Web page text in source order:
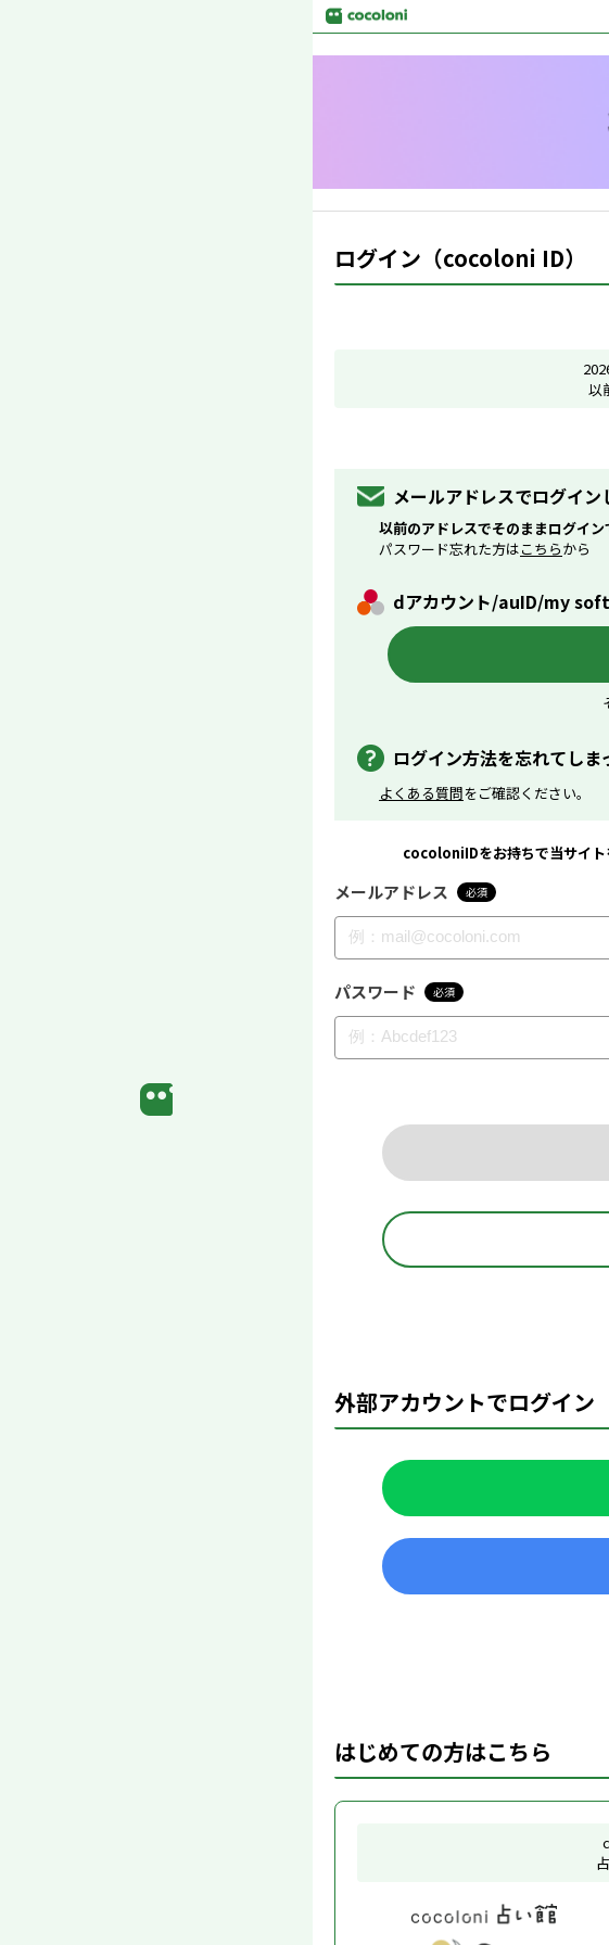
ログイン（cocoloni ID）
以
メールアドレスでログイン
以前のアドレスでそのままログイン
パスワード忘れた方はこちらから
dアカウント/auID/my
ログイン方法を忘れてしま
よくある質問をご確認ください。
cocoloniIDをお持ちで当サイト
メールアドレス 必須
パスワード 必須
外部アカウントでログイン
はじめての方はこちら